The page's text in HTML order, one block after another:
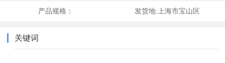
产品规格： 发货地: 上海市宝山区
关键词